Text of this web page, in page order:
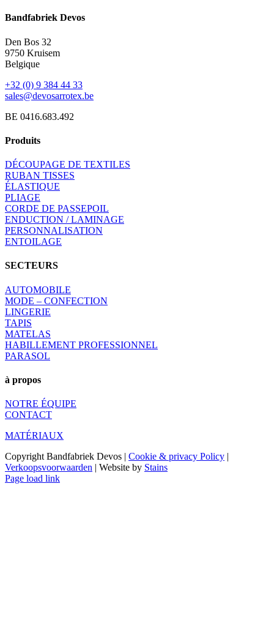
Bandfabriek Devos
Den Bos 32
9750 Kruisem
Belgique
+32 (0) 9 384 44 33
sales@devosarrotex.be
BE 0416.683.492
Produits
DÉCOUPAGE DE TEXTILES
RUBAN TISSES
ÉLASTIQUE
PLIAGE
CORDE DE PASSEPOIL
ENDUCTION / LAMINAGE
PERSONNALISATION
ENTOILAGE
SECTEURS
AUTOMOBILE
MODE – CONFECTION
LINGERIE
TAPIS
MATELAS
HABILLEMENT PROFESSIONNEL
PARASOL
à propos
NOTRE ÉQUIPE
CONTACT
MATÉRIAUX
Copyright Bandfabriek Devos | Cookie & privacy Policy |
Verkoopsvoorwaarden | Website by Stains
LinkedIn
Email
Page load link